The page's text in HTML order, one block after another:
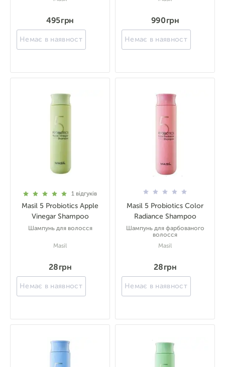
495 грн
Немає в наявності
990 грн
Немає в наявності
1 відгуків
Masil 5 Probiotics Apple
Vinegar Shampoo
Шампунь для волосся
Masil
28 грн
Немає в наявності
Masil 5 Probiotics Color
Radiance Shampoo
Шампунь для фарбованого
волосся
Masil
28 грн
Немає в наявності